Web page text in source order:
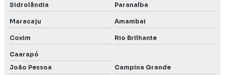
Sidrolândia Paranaíba
Maracaju Amambai
Coxim Rio Brilhante
Caarapó
João Pessoa
Campina Grande